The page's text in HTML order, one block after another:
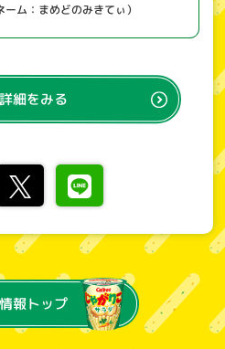
ム：まめどのみきてぃ）
細をみる
報トップ